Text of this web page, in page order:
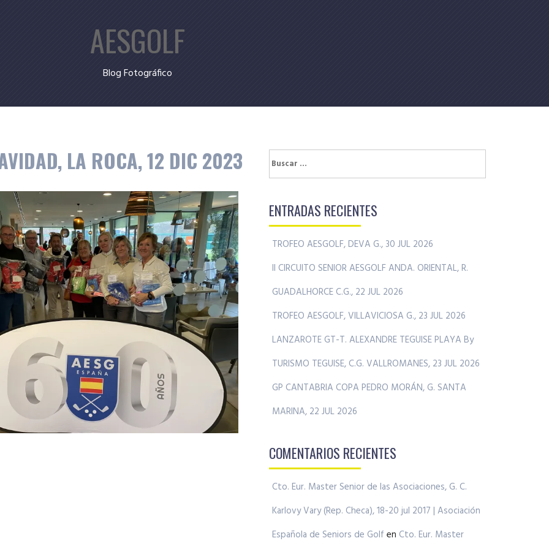
AESGOLF
Blog Fotográfico
LA ROCA, 12 DIC 2023 Buscar:
ENTRADAS RECIENTES
TROFEO AESGOLF, DEVA G., 30 JUL 2026
II CIRCUITO SENIOR AESGOLF ANDA. ORIENTAL, R.
GUADALHORCE C.G., 22 JUL 2026
TROFEO AESGOLF, VILLAVICIOSA G., 23 JUL 2026
LANZAROTE GT-T. ALEXANDRE TEGUISE PLAYA By
TURISMO TEGUISE, C.G. VALLROMANES, 23 JUL 2026
GP CANTABRIA COPA PEDRO MORÁN, G. SANTA
MARINA, 22 JUL 2026
COMENTARIOS RECIENTES
Cto. Eur. Master Senior de las Asociaciones, G. C.
Karlovy Vary (Rep. Checa), 18-20 jul 2017 | Asociación
Española de Seniors de Golf en Cto. Eur. Master